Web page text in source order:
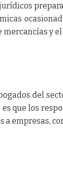
mercancías y el
del
que los
a empresas,